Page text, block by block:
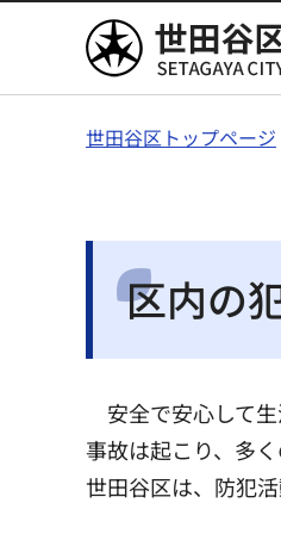
世田谷区
世田谷区トップページ
区内の
安全で安心して
事故は起こり、多く
世田谷区は、防犯